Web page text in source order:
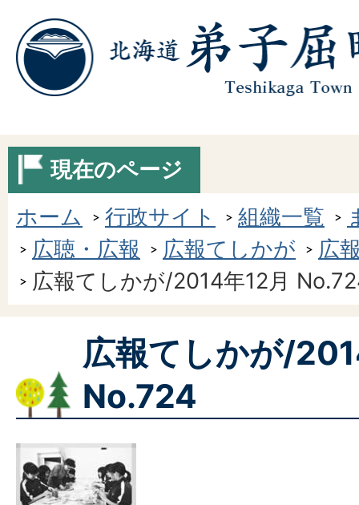
現在のページ
ホーム
行政サイト 組織一覧
広聴・広報
広報てしかが
広
広報てしかが/2014年12月
広報てしかが/
No.724